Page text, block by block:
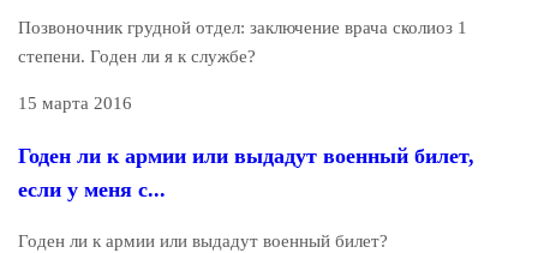
Позвоночник грудной отдел: заключение врача сколиоз 1
степени. Годен ли я к службе?
15 марта 2016
Годен ли к армии или выдадут военный билет,
если у меня с...
Годен ли к армии или выдадут военный билет?